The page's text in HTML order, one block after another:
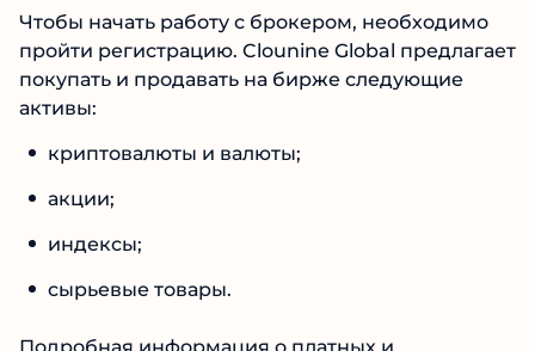
Чтобы начать работу с брокером, необходимо
пройти регистрацию. Clounine Global
предлагает покупать и продавать на бирже
следующие активы:
криптовалюты и валюты;
акции;
индексы;
сырьевые товары.
Подробная информация о платных и